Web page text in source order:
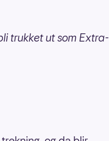
trukket ut som Extra-